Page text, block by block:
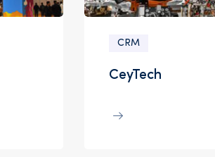
CRM
CeyTech